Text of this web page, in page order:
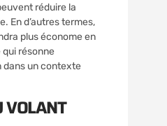
réduire la
En d’autres termes,
plus économe en
résonne
dans un contexte
VOLANT